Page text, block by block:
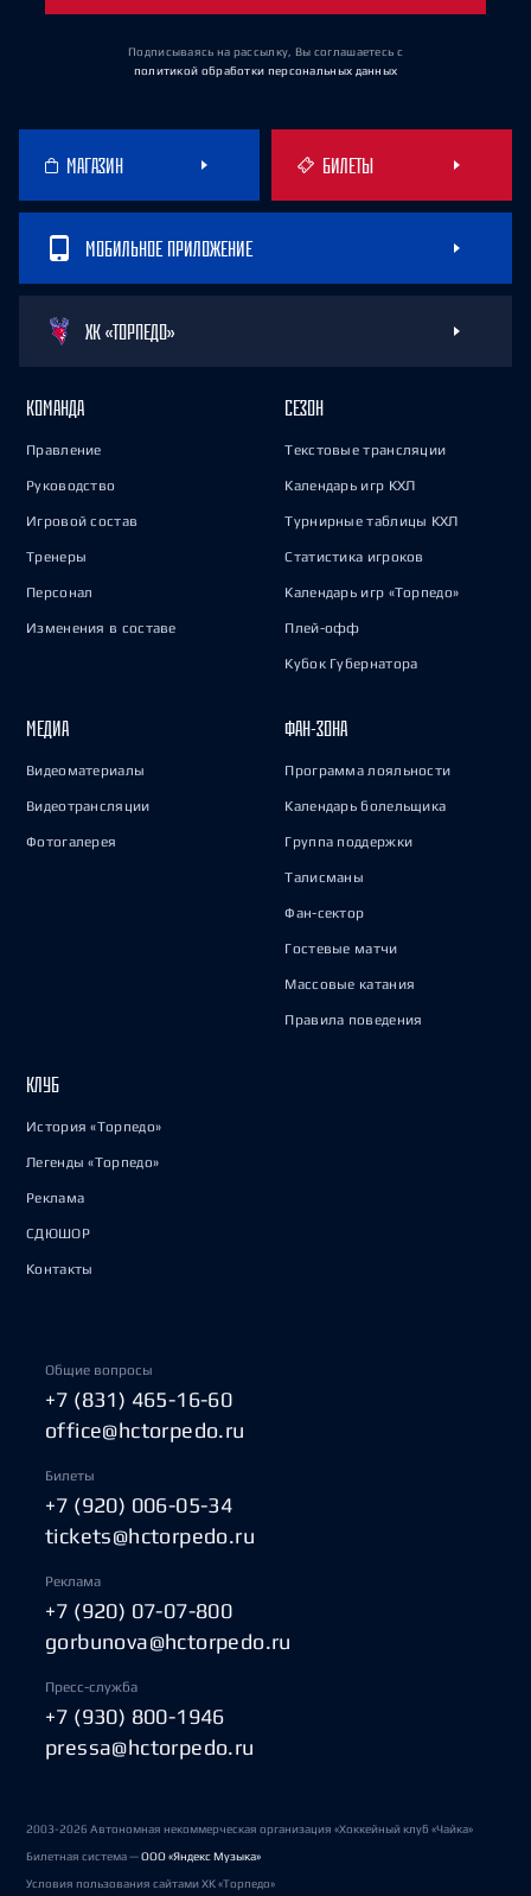
Подписываясь на рассылку, Вы соглашаетесь с
политикой обработки персональных данных
МАГАЗИН БИЛЕТЫ
МОБИЛЬНОЕ ПРИЛОЖЕНИЕ
ХК «ТОРПЕДО»
КОМАНДА
Правление
Руководство
Игровой состав
Тренеры
Персонал
Изменения в составе
СЕЗОН
Текстовые трансляции
Календарь игр КХЛ
Турнирные таблицы КХЛ
Статистика игроков
Календарь игр «Торпедо»
Плей-офф
Кубок Губернатора
МЕДИА
Видеоматериалы
Видеотрансляции
Фотогалерея
ФАН-ЗОНА
Программа лояльности
Календарь болельщика
Группа поддержки
Талисманы
Фан-сектор
Гостевые матчи
Массовые катания
Правила поведения
КЛУБ
История «Торпедо»
Легенды «Торпедо»
Реклама
СДЮШОР
Контакты
Общие вопросы
+7 (831) 465-16-60
office@hctorpedo.ru
Билеты
+7 (920) 006-05-34
tickets@hctorpedo.ru
Реклама
+7 (920) 07-07-800
gorbunova@hctorpedo.ru
Пресс-служба
+7 (930) 800-1946
pressa@hctorpedo.ru
2003-2026 Автономная некоммерческая организация «Хоккейный клуб «Чайка»
Билетная система —ООО «Яндекс Музыка»
Условия пользования сайтами ХК «Торпедо»